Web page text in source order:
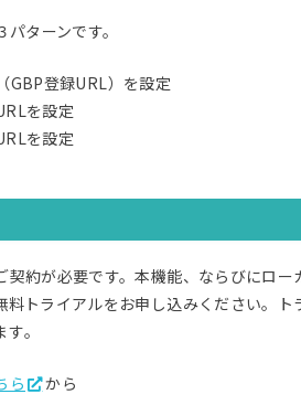
ターンです。
GBP登録URL）を設定
を設定
を設定
約が必要です。本機能、ならびにロ
トライアルをお申し込みください。ト
す｡
ら から